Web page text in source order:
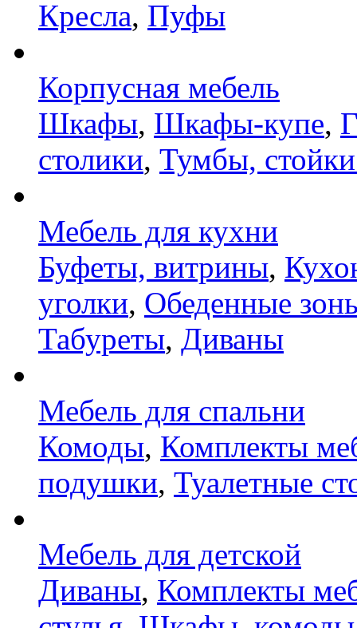
Кресла, Пуфы
Корпусная мебель
Шкафы, Шкафы-купе,
столики, Тумбы,
Мебель для кухни
Буфеты, витрины,
уголки, Обеденные
Табуреты, Диваны
Мебель для спальни
Комоды, Комплекты
подушки, Туалетные
Мебель для детской
Диваны, Комплекты